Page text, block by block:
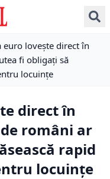
euro lovește direct în
fi obligați să
locuințe
direct în
români ar
rapid
locuințe